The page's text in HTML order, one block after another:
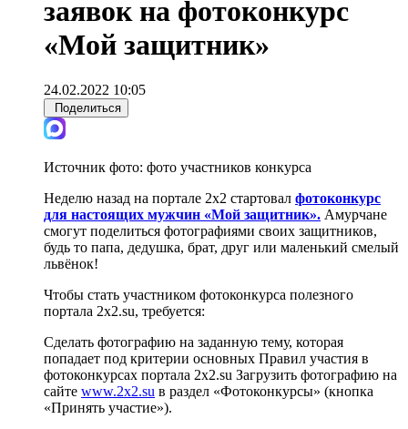
заявок на фотоконкурс
«Мой защитник»
24.02.2022 10:05
Поделиться
Источник фото: фото участников конкурса
Неделю назад на портале 2х2 стартовал фотоконкурс
для настоящих мужчин «Мой защитник». Амурчане
смогут поделиться фотографиями своих защитников,
будь то папа, дедушка, брат, друг или маленький смелый
львёнок!
Чтобы стать участником фотоконкурса полезного
портала 2х2.su, требуется:
Сделать фотографию на заданную тему, которая
попадает под критерии основных Правил участия в
фотоконкурсах портала 2х2.su Загрузить фотографию на
сайте www.2х2.su в раздел «Фотоконкурсы» (кнопка
«Принять участие»).